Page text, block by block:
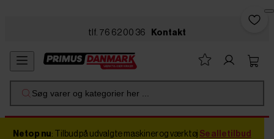
tlf. 76 62 00 36 Kontakt
Søg varer og kategorier her ...
Netop nu: Tilbud på udvalgte maskiner og værktøj Se alle tilbud